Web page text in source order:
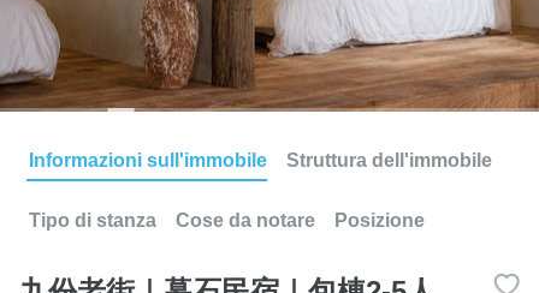
Informazioni sull'immobile Struttura dell'immobile
Tipo di stanza Cose da notare Posizione